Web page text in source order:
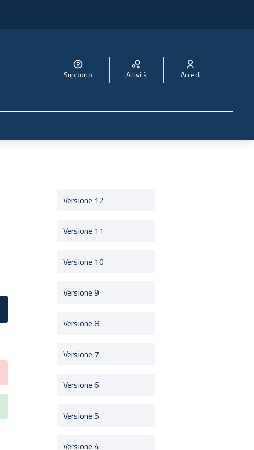
Supporto Attività Accedi
Versione 12
Versione 11
Versione 10
Versione 9
Versione 8
Versione 7
Versione 6
Versione 5
Versione 4